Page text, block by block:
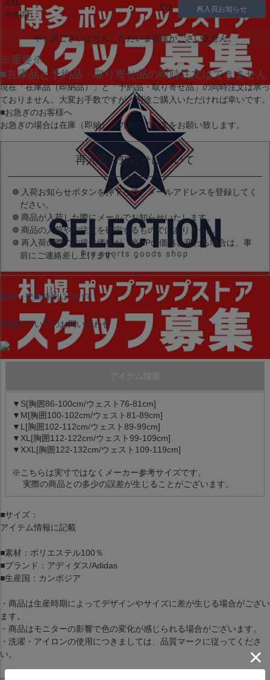
XXL
在庫切れ
再入荷お知らせ
申し訳ございません。ただいま在庫がございません。
※重要※
■在庫品と予約品・取り寄せ品の同時注文はできません
現在「在庫品（即納品）」と「予約品・取り寄せ品」の同時注文は承っ
ておりません。大変お手数ですが、別途ご購入いただければ幸いです。
■お急ぎのお客様へ
お急ぎの場合は在庫（即納）品のみのご注文をお願い致します。
再入荷お知らせについて
入荷お知らせボタンを押下して、メールアドレスを登録してく
ださい。
商品が入荷した際にメールでお知らせいたします。
商品の入荷やご注文を確定するものではありません。
再入荷の際のご提供価格が、当HPの価格と変わる場合は、事
前にご連絡差し上げます。
返品・交換特約について
商品についてのお問い合わせ
アイテム情報
▼S[胸囲86-100cm/ウェスト76-81cm]
▼M[胸囲100-102cm/ウェスト81-89cm]
▼L[胸囲102-112cm/ウェスト89-99cm]
▼XL[胸囲112-122cm/ウェスト99-109cm]
▼XXL[胸囲122-132cm/ウェスト109-119cm]
※こちらは実寸ではなくメーカー参考サイズです。
実際の商品との多少の誤差が生じることがございます。
■サイズ：
アイテム情報に記載
■素材：ポリエステル100％
■ブランド：アディダス/Adidas
■生産国：カンボジア
・商品は生産時期によってデザインやサイズに差が生じる場合がござい
ます。
・商品はモニターの影響で色の変化が感じられる場合がございます。
・洗濯・アイロンの使用につきましては、品質マークに従ってくださ
い。